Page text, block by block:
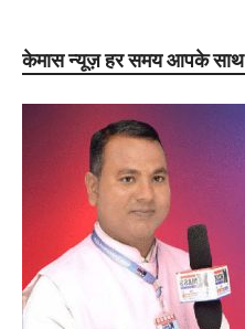
केमास न्यूज़ हर समय आपके साथ